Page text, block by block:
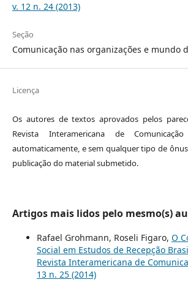
v. 12 n. 24 (2013)
Seção
Comunicação nas organizações e mundo
Licença
Os autores de textos aprovados pelos
Revista Interamericana de
automaticamente, e sem qualquer tipo de
publicação do material submetido.
Artigos mais lidos pelo mesmo(s)
Rafael Grohmann, Roseli Figaro, O
Social em Estudos de Recepção
Revista Interamericana de
13 n. 25 (2014)